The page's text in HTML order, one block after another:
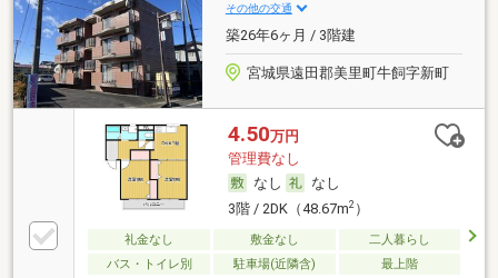
その他の交通
築26年6ヶ月 / 3階建
宮城県遠田郡美里町牛飼字新町
4.50万円
管理費なし
なし
なし
3階 / 2DK（48.67m2）
礼金なし 敷金なし
二人暮らし
バス・トイレ別
駐車場(近隣含) 最上階